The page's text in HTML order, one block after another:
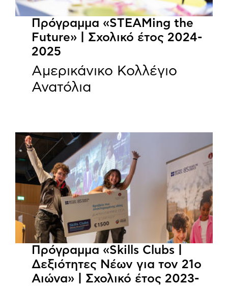
Πρόγραμμα «STEAMing the
Future» | Σχολικό έτος 2024-
2025
Αμερικάνικο Κολλέγιο
Ανατόλια
Πρόγραμμα «Skills Clubs |
Δεξιότητες Νέων για τον 21ο
Αιώνα» | Σχολικό έτος 2023-